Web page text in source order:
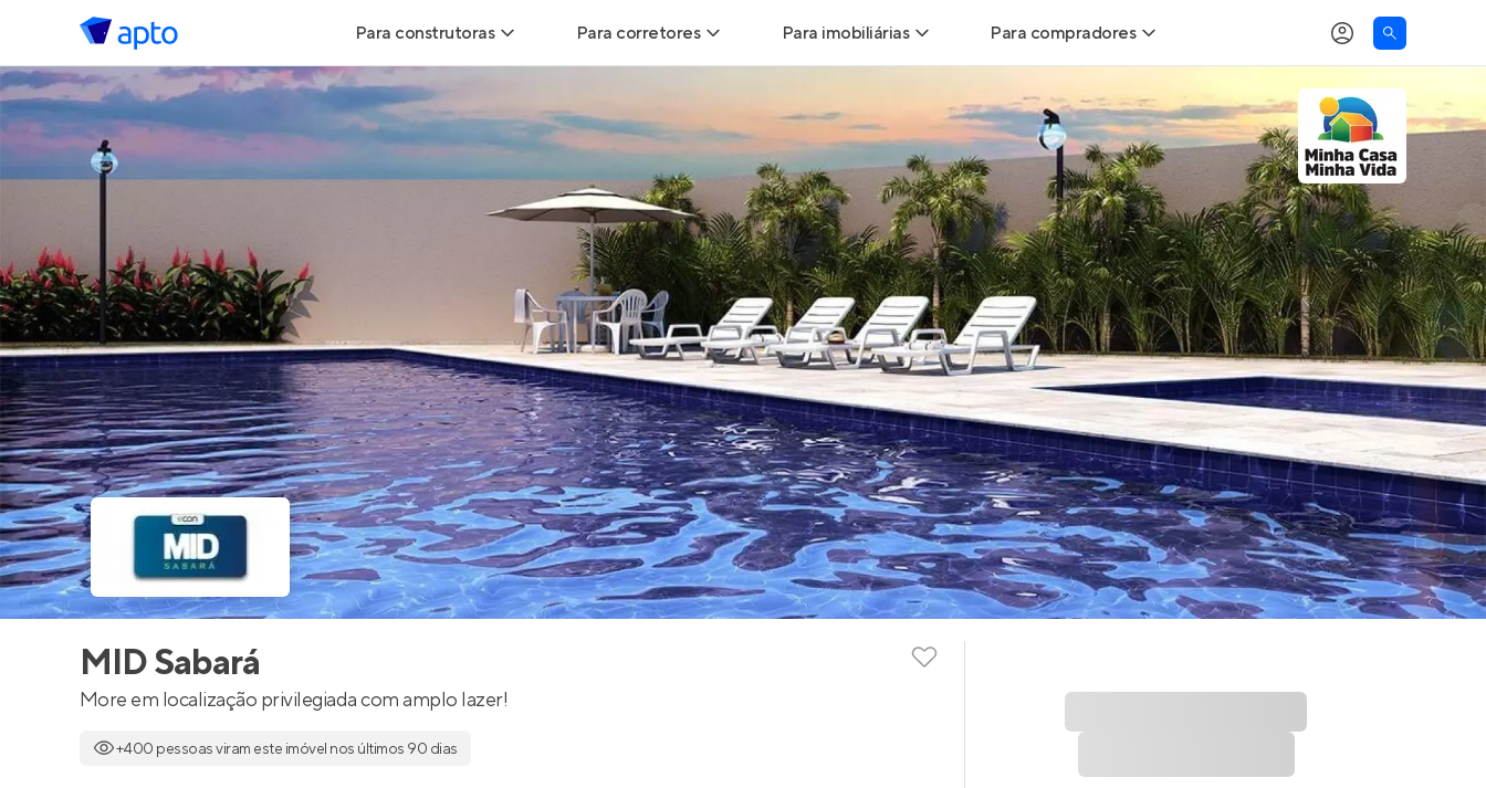
Para construtoras
Geração de Leads
Geração de Visitas
Geração de Vendas
Parcerias Imobiliárias
Anunciar Imóveis
Para corretores
Corretor+
Parcerias imobiliárias
Hub de Corretores
Perfil Verificado
Anunciar imóveis
Para imobiliárias
Leads para Imobiliárias
Hub de imobiliárias
Anunciar imóveis
Para compradores
Buscar um imóvel novo
Calcule seu Poder de Compra
Comprar x Alugar
Correção do INCC
Simulador de Financiamento
Encontre um corretor
MID Sabará
More em localização privilegiada com amplo lazer!
+400 pessoas viram este imóvel nos últimos 90 dias